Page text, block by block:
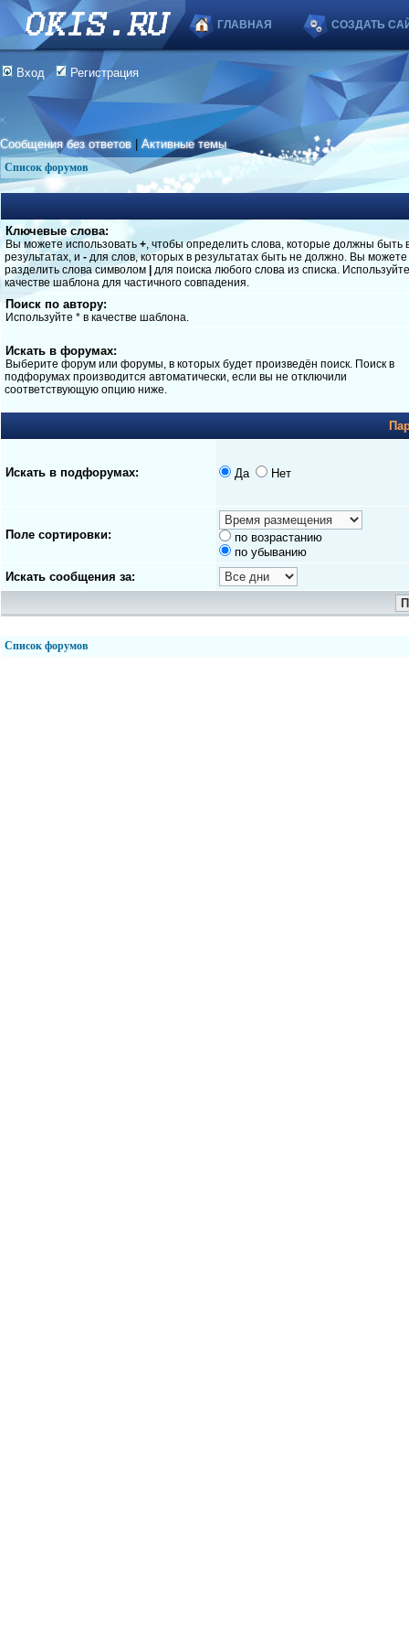
ГЛАВНАЯ СОЗДАТЬ
Вход Регистрация
Сообщения без ответов |Активные темы
Список форумов
Ключевые слова:
Вы можете использовать +, чтобы определить слова, которые должны быть
результатах, и - для слов, которых в результатах быть не должно. Вы можете
разделить слова символом
для поиска любого слова из списка.
качестве шаблона для частичного совпадения.
Поиск по автору:
Используйте * в качестве шаблона.
Искать в форумах:
Выберите форум или форумы, в которых будет произведён поиск. Поиск в
подфорумах производится автоматически, если вы не отключили
соответствующую опцию ниже.
Искать в подфорумах: Да Нет
Поле сортировки:
по возрастанию
по убыванию
Искать сообщения за:
Список форумов